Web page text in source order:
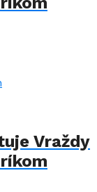
Vraždy